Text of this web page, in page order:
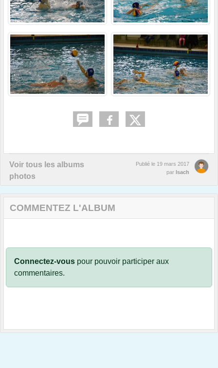
Voir tous les albums
photos
Publié le 19 mars 2017
par Isach
COMMENTEZ L'ALBUM
Connectez-vous pour pouvoir participer aux
commentaires.